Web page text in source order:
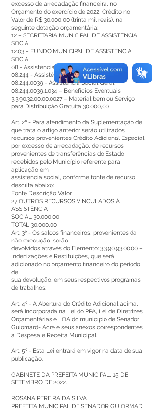
excesso de arrecadação financeira, no
Orçamento do exercício de 2022, Crédito no
Valor de R$ 30.000,00 (trinta mil reais), na
seguinte dotação orçamentária:
12 – SECRETARIA MUNICIPAL DE ASSISTENCIA
SOCIAL
12.03 – FUNDO MUNICIPAL DE ASSISTENCIA
SOCIAL
08 - Assistência Social
08.244 - Assistência Comunitária
08.244.0039 - Assistência Social Geral
08.244.0039.1.034 – Benefícios Eventuais
3.3.90.32.00.00.0027 – Material bem ou Serviço
para Distribuição Gratuita 30.000,00
Art. 2º - Para atendimento da Suplementação de
que trata o artigo anterior serão utilizados
recursos provenientes Crédito Adicional Especial
por excesso de arrecadação, de recursos
provenientes de transferências do Estado
recebidos pelo Município referente para
aplicação em
assistência social, conforme fonte de recurso
descrita abaixo:
Fonte Descrição Valor
27 OUTROS RECURSOS VINCULADOS À
ASSISTÊNCIA
SOCIAL 30.000,00
TOTAL 30.000,00
Art. 3º - Os saldos financeiros, provenientes da
não execução, serão
devolvidos através do Elemento: 3.3.90.93.00.00 –
Indenizações e Restituições, que será
adicionado no orçamento financeiro do período
de
sua devolução, em seus respectivos programas
de trabalhos;
Art. 4º - A Abertura do Crédito Adicional acima,
será incorporada na Lei do PPA, Lei de Diretrizes
Orçamentárias e LOA do município de Senador
Guiomard- Acre e seus anexos correspondentes
a Despesa e Receita Municipal.
Art. 5º - Esta Lei entrará em vigor na data de sua
publicação.
GABINETE DA PREFEITA MUNICIPAL, 15 DE
SETEMBRO DE 2022.
ROSANA PEREIRA DA SILVA
PREFEITA MUNICIPAL DE SENADOR GUIORMAD